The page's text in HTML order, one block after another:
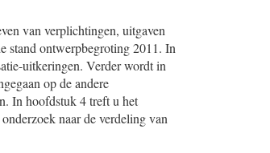
van verplichtingen, uitgaven
stand ontwerpbegroting 2011. In
uitkeringen. Verder wordt in
op de andere
In hoofdstuk 4 treft u het
naar de verdeling van